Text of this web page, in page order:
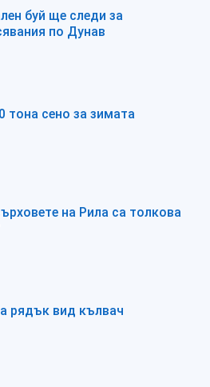
буй ще следи за
по Дунав
тона сено за зимата
на Рила са толкова
рядък вид кълвач